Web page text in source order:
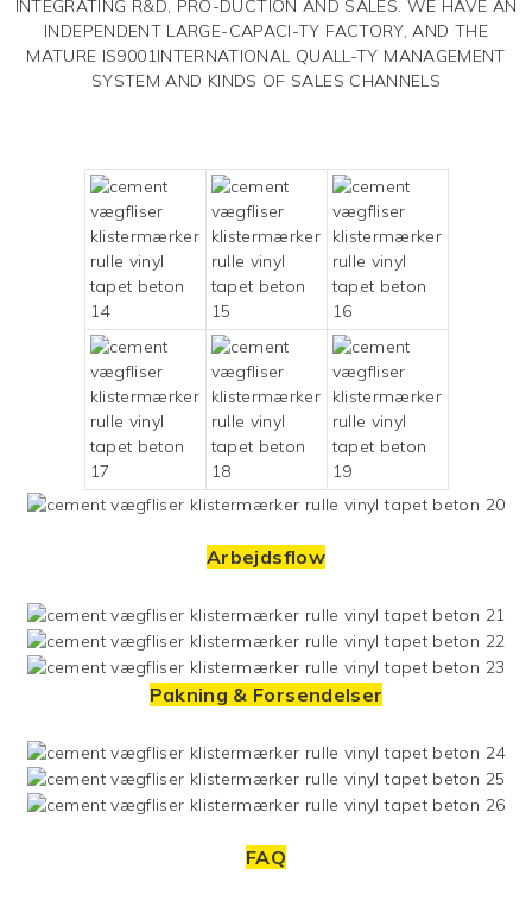
INTEGRATING R&D, PRO-DUCTION AND SALES. WE HAVE AN
INDEPENDENT LARGE-CAPACI-TY FACTORY, AND THE
MATURE IS9001INTERNATIONAL QUALL-TY MANAGEMENT
SYSTEM AND KINDS OF SALES CHANNELS
Arbejdsflow
Pakning & Forsendelser
FAQ